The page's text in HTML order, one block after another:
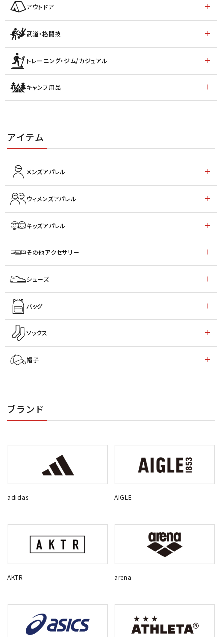
アウトドア
武道・格闘技
トレーニング・ジム/カジュアル
キャンプ用品
アイテム
メンズアパレル
ウィメンズアパレル
キッズアパレル
その他アクセサリー
シューズ
バッグ
ソックス
帽子
ブランド
adidas AIGLE
AKTR arena